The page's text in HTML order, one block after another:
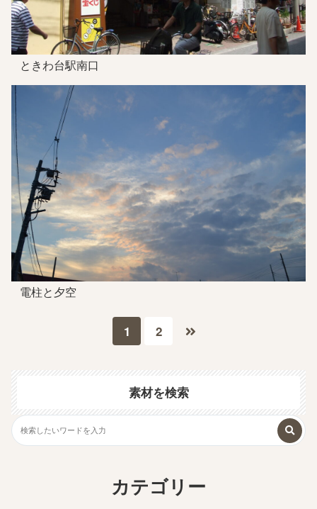
ときわ台駅南口
電柱と夕空
1 2
素材を検索
カテゴリー